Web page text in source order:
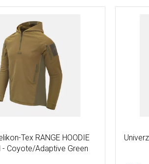
Tex RANGE HOODIE
- Coyote/Adaptive Green